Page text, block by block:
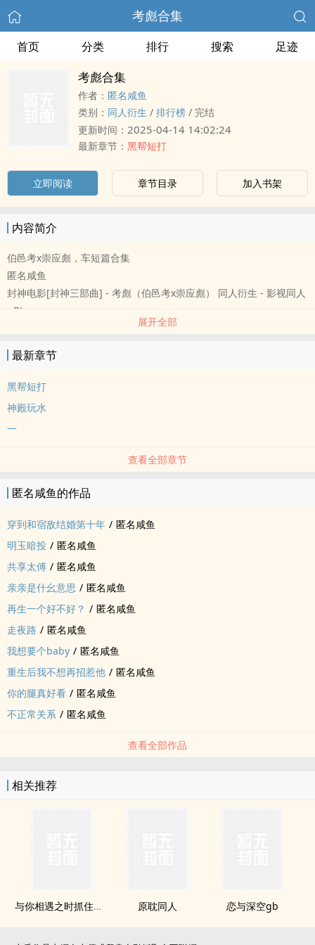
考彪合集
首页 分类 排行 搜索 足迹
考彪合集
作者： 匿名咸鱼
类别： ‎‍‌同‎人‎衍生 / 排行榜 / 完结
更新时间： 2025-04-14 14:02:24
最新章节： 黑帮短打
立即阅读 章节目录 加入书架
内容简介
伯邑考x崇应彪，车短篇合集
匿名咸鱼
封神电影[封神三部曲] - 考彪（伯邑考x崇应彪） ‎‍‌同‎人‎衍生 - 影视‎‍‌同‎人‎
- BL
展开全部
最新章节
黑帮短打
神殿玩水
一
查看全部章节
匿名咸鱼的作品
穿到和宿敌结婚第十年 / 匿名咸鱼
明玉暗投 / 匿名咸鱼
共享太傅 / 匿名咸鱼
亲亲是什幺意思 / 匿名咸鱼
再生一个好不好？ / 匿名咸鱼
走夜路 / 匿名咸鱼
我想要个baby / 匿名咸鱼
重生后我不想再招惹他 / 匿名咸鱼
你的腿真好看 / 匿名咸鱼
不正常关系 / 匿名咸鱼
查看全部作品
相关推荐
与你相遇之时抓住了风 原耽‎‍‌同‎人‎ 恋与深空gb